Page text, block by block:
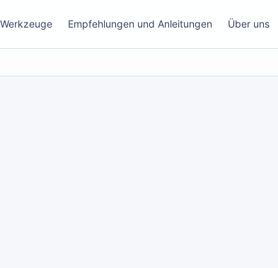
Empfehlungen und Anleitungen Über uns